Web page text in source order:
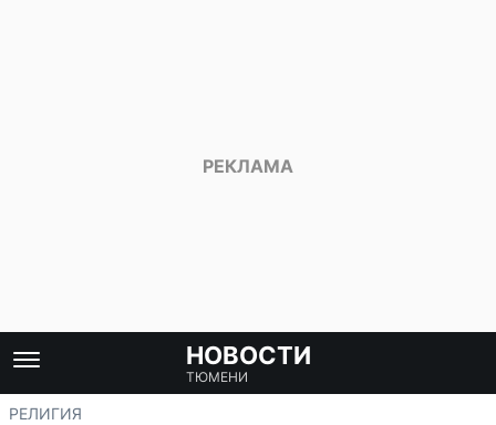
НОВОСТИ
ТЮМЕНИ
РЕЛИГИЯ